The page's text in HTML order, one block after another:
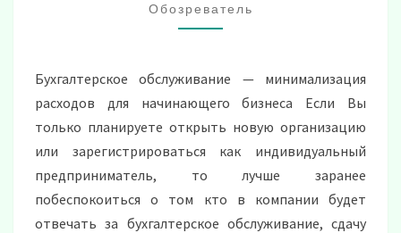
Обозреватель
Бухгалтерское обслуживание — минимализация
расходов для начинающего бизнеса Если Вы
только планируете открыть новую организацию
или зарегистрироваться как индивидуальный
предприниматель, то лучше заранее
побеспокоиться о том кто в компании будет
отвечать за бухгалтерское обслуживание, сдачу